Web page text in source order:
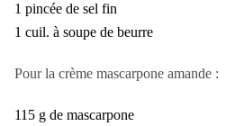
1 pincée de sel fin
1 cuil. à soupe de beurre
Pour la crème mascarpone amande :
115 g de mascarpone